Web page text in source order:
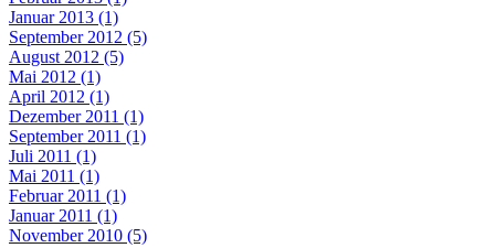
Januar 2013 (1)
September 2012 (5)
August 2012 (5)
Mai 2012 (1)
April 2012 (1)
Dezember 2011 (1)
September 2011 (1)
Juli 2011 (1)
Mai 2011 (1)
Februar 2011 (1)
Januar 2011 (1)
November 2010 (5)